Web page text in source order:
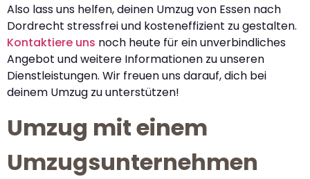
Also lass uns helfen, deinen Umzug von Essen nach
Dordrecht stressfrei und kosteneffizient zu gestalten.
Kontaktiere uns noch heute für ein unverbindliches
Angebot und weitere Informationen zu unseren
Dienstleistungen. Wir freuen uns darauf, dich bei
deinem Umzug zu unterstützen!
Umzug mit einem
Umzugsunternehmen